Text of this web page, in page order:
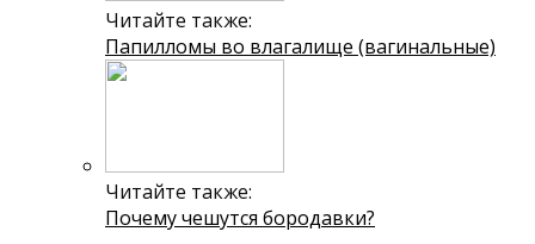
Читайте также:
Папилломы во влагалище (вагинальные)
Читайте также:
Почему чешутся бородавки?